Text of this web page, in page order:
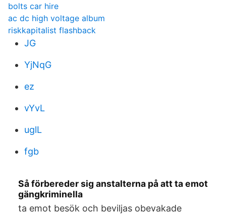
bolts car hire
ac dc high voltage album
riskkapitalist flashback
JG
YjNqG
ez
vYvL
uglL
fgb
Så förbereder sig anstalterna på att ta emot
gängkriminella
ta emot besök och beviljas obevakade